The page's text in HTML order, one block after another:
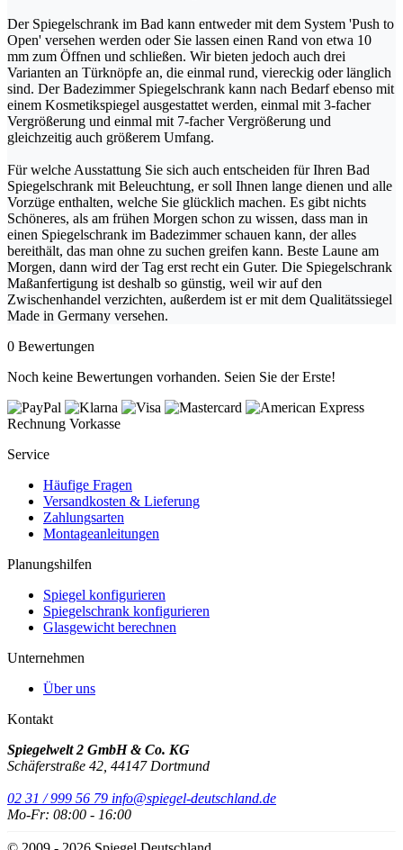
Der Spiegelschrank im Bad kann entweder mit dem System 'Push to
Open' versehen werden oder Sie lassen einen Rand von etwa 10
mm zum Öffnen und schließen. Wir bieten jedoch auch drei
Varianten an Türknöpfe an, die einmal rund, viereckig oder länglich
sind. Der Badezimmer Spiegelschrank kann nach Bedarf ebenso mit
einem Kosmetikspiegel ausgestattet werden, einmal mit 3-facher
Vergrößerung und einmal mit 7-facher Vergrößerung und
gleichzeitig auch größerem Umfang.
Für welche Ausstattung Sie sich auch entscheiden für Ihren Bad
Spiegelschrank mit Beleuchtung, er soll Ihnen lange dienen und alle
Vorzüge enthalten, welche Sie glücklich machen. Es gibt nichts
Schöneres, als am frühen Morgen schon zu wissen, dass man in
einen Spiegelschrank im Badezimmer schauen kann, der alles
bereithält, das man ohne zu suchen greifen kann. Beste Laune am
Morgen, dann wird der Tag erst recht ein Guter. Die Spiegelschrank
Maßanfertigung ist deshalb so günstig, weil wir auf den
Zwischenhandel verzichten, außerdem ist er mit dem Qualitätssiegel
Made in Germany versehen.
0 Bewertungen
Noch keine Bewertungen vorhanden. Seien Sie der Erste!
Rechnung Vorkasse
Service
Häufige Fragen
Versandkosten & Lieferung
Zahlungsarten
Montageanleitungen
Planungshilfen
Spiegel konfigurieren
Spiegelschrank konfigurieren
Glasgewicht berechnen
Unternehmen
Über uns
Kontakt
Spiegelwelt 2 GmbH & Co. KG
Schäferstraße 42, 44147 Dortmund
02 31 / 999 56 79 info@spiegel-deutschland.de
Mo-Fr: 08:00 - 16:00